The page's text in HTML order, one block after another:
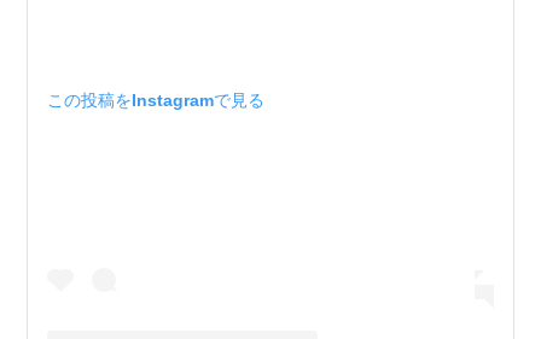
この投稿をInstagramで見る